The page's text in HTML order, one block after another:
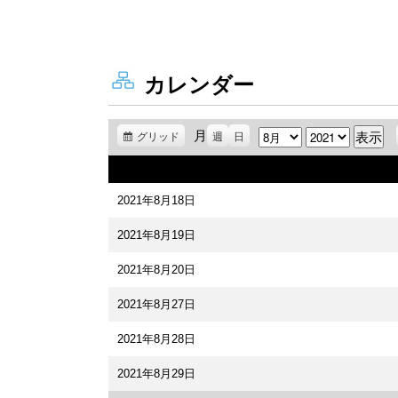
カレンダー
グリッド 月 週 日 月 年
2021年8月18日
2021年8月19日
2021年8月20日
2021年8月27日
2021年8月28日
2021年8月29日